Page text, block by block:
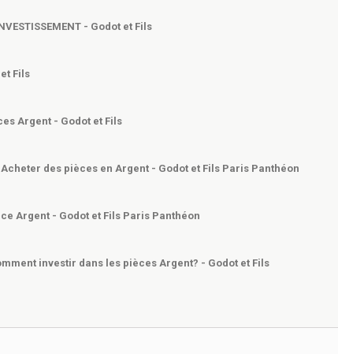
- Godot et Fils
Fils
Argent - Godot et Fils
Acheter des pièces en Argent - Godot et Fils Paris Panthéon
Argent - Godot et Fils Paris Panthéon
investir dans les pièces Argent? - Godot et Fils